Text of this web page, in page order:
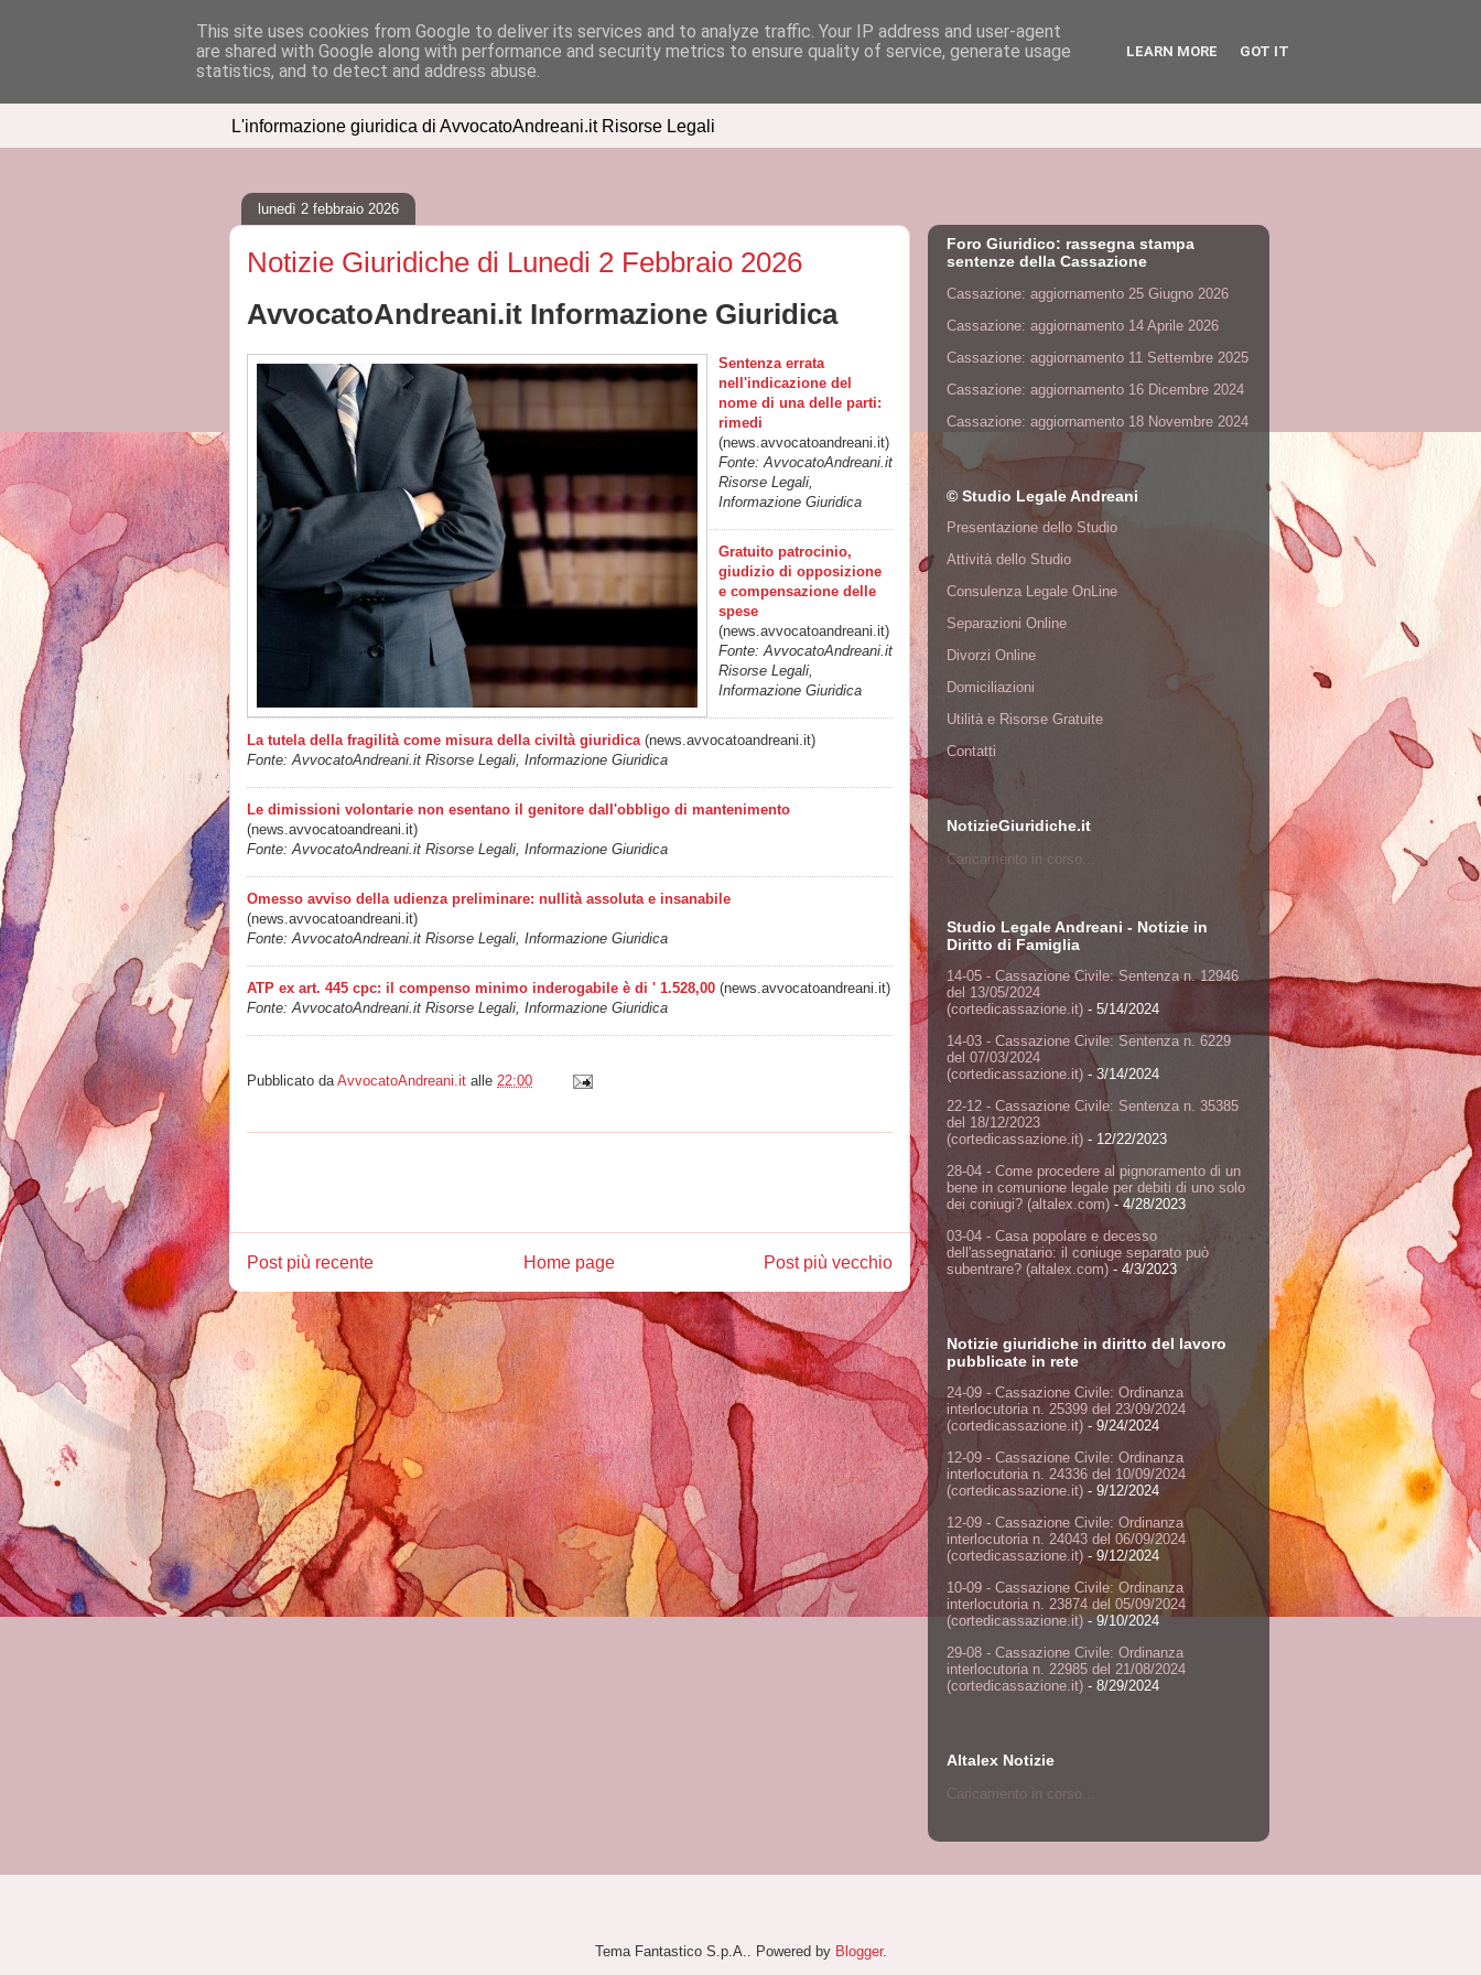
IUSPRESS
L'informazione giuridica di AvvocatoAndreani.it Risorse Legali
lunedì 2 febbraio 2026
Notizie Giuridiche di Lunedi 2 Febbraio 2026
AvvocatoAndreani.it Informazione Giuridica
Sentenza errata
nell'indicazione del
nome di una delle parti:
rimedi
(news.avvocatoandreani.it)
Fonte: AvvocatoAndreani.it
Risorse Legali,
Informazione Giuridica
Gratuito patrocinio,
giudizio di opposizione
e compensazione delle
spese
(news.avvocatoandreani.it)
Fonte: AvvocatoAndreani.it
Risorse Legali,
Informazione Giuridica
La tutela della fragilità come misura della civiltà giuridica(news.avvocatoandreani.it)
Fonte: AvvocatoAndreani.it Risorse Legali, Informazione Giuridica
Le dimissioni volontarie non esentano il genitore dall'obbligo di mantenimento
(news.avvocatoandreani.it)
Fonte: AvvocatoAndreani.it Risorse Legali, Informazione Giuridica
Omesso avviso della udienza preliminare: nullità assoluta e insanabile
(news.avvocatoandreani.it)
Fonte: AvvocatoAndreani.it Risorse Legali, Informazione Giuridica
ATP ex art. 445 cpc: il compenso minimo inderogabile è di ' 1.528,00 (news.avvocatoandreani.it)
Fonte: AvvocatoAndreani.it Risorse Legali, Informazione Giuridica
Pubblicato da AvvocatoAndreani.it alle 22:00
Post più recente Post più vecchio
Home page
Foro Giuridico: rassegna stampa
sentenze della Cassazione
Cassazione: aggiornamento 25 Giugno 2026
Cassazione: aggiornamento 14 Aprile 2026
Cassazione: aggiornamento 11 Settembre 2025
Cassazione: aggiornamento 16 Dicembre 2024
Cassazione: aggiornamento 18 Novembre 2024
© Studio Legale Andreani
Presentazione dello Studio
Attività dello Studio
Consulenza Legale OnLine
Separazioni Online
Divorzi Online
Domiciliazioni
Utilità e Risorse Gratuite
Contatti
NotizieGiuridiche.it
Caricamento in corso...
Studio Legale Andreani - Notizie in
Diritto di Famiglia
14-05 - Cassazione Civile: Sentenza n. 12946
del 13/05/2024
(cortedicassazione.it) - 5/14/2024
14-03 - Cassazione Civile: Sentenza n. 6229
del 07/03/2024
(cortedicassazione.it) - 3/14/2024
22-12 - Cassazione Civile: Sentenza n. 35385
del 18/12/2023
(cortedicassazione.it) - 12/22/2023
28-04 - Come procedere al pignoramento di un
bene in comunione legale per debiti di uno solo
dei coniugi? (altalex.com) - 4/28/2023
03-04 - Casa popolare e decesso
dell'assegnatario: il coniuge separato può
subentrare? (altalex.com) - 4/3/2023
Notizie giuridiche in diritto del lavoro
pubblicate in rete
24-09 - Cassazione Civile: Ordinanza
interlocutoria n. 25399 del 23/09/2024
(cortedicassazione.it) - 9/24/2024
12-09 - Cassazione Civile: Ordinanza
interlocutoria n. 24336 del 10/09/2024
(cortedicassazione.it) - 9/12/2024
12-09 - Cassazione Civile: Ordinanza
interlocutoria n. 24043 del 06/09/2024
(cortedicassazione.it) - 9/12/2024
10-09 - Cassazione Civile: Ordinanza
interlocutoria n. 23874 del 05/09/2024
(cortedicassazione.it)- 9/10/2024
29-08 - Cassazione Civile: Ordinanza
interlocutoria n. 22985 del 21/08/2024
(cortedicassazione.it) - 8/29/2024
Altalex Notizie
Caricamento in corso...
Tema Fantastico S.p.A.. Powered by Blogger.
This site uses cookies from Google to deliver its services and to analyze traffic. Your IP address and user-agent
are shared with Google along with performance and security metrics to ensure quality of service, generate usage
statistics, and to detect and address abuse.
LEARN MORE GOT IT